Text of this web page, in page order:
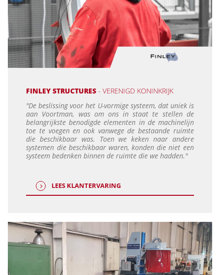
FINLEY STRUCTURES- VERENIGD KONINKRIJK
"De beslissing voor het U-vormige systeem, dat uniek is
aan Voortman, was om ons in staat te stellen de
belangrijkste benodigde elementen in de machinelijn
toe te voegen en ook vanwege de bestaande ruimte
die beschikbaar was. Toen we keken naar andere
systemen die beschikbaar waren, konden die niet een
systeem bedenken binnen de ruimte die we hadden."
LEES KLANTERVARING